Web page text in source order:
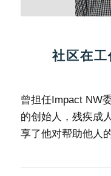
社区在
曾担任Impact NW
的创始人，残疾成
享了他对帮助他人